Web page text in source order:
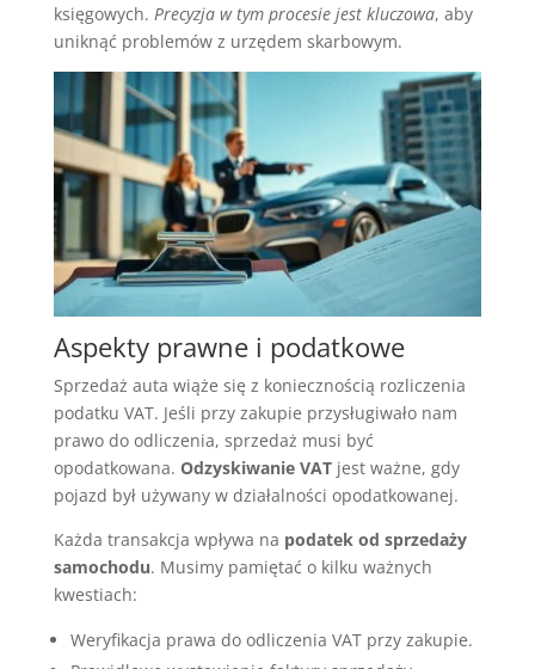
księgowych. Precyzja w tym procesie jest kluczowa, aby
uniknąć problemów z urzędem skarbowym.
Aspekty prawne i podatkowe
Sprzedaż auta wiąże się z koniecznością rozliczenia
podatku VAT. Jeśli przy zakupie przysługiwało nam
prawo do odliczenia, sprzedaż musi być
opodatkowana. Odzyskiwanie VATjest ważne, gdy
pojazd był używany w działalności opodatkowanej.
Każda transakcja wpływa na podatek od sprzedaży
samochodu. Musimy pamiętać o kilku ważnych
kwestiach:
Weryfikacja prawa do odliczenia VAT przy zakupie.